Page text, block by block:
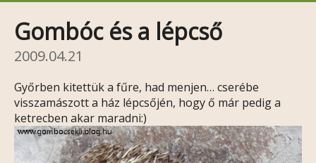
Gombóc és a lépcső
2009.04.21
Győrben kitettük a fűre, had menjen… cserébe
visszamászott a ház lépcsőjén, hogy ő már pedig a
ketrecben akar maradni:)